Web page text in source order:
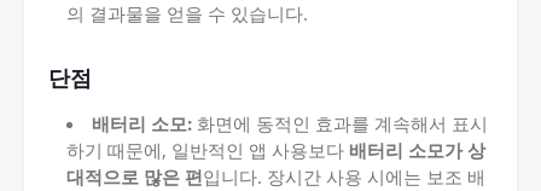
의 결과물을 얻을 수 있습니다.
단점
배터리 소모: 화면에 동적인 효과를 계속해서 표시
하기 때문에, 일반적인 앱 사용보다 배터리 소모가 상
대적으로 많은 편입니다. 장시간 사용 시에는 보조 배